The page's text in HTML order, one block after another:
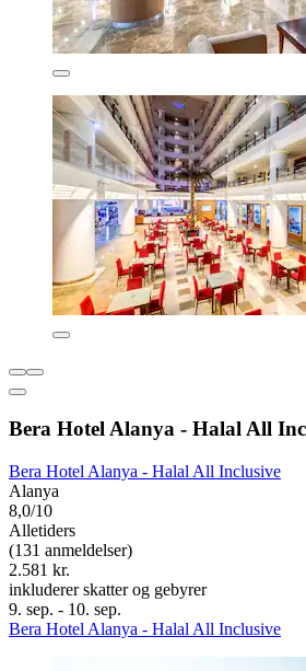
Bera Hotel Alanya - Halal All
Bera Hotel Alanya - Halal All Inclusive
Alanya
8,0/10
Alletiders
(131 anmeldelser)
2.581 kr.
inkluderer skatter og gebyrer
9. sep. - 10. sep.
Bera Hotel Alanya - Halal All Inclusive